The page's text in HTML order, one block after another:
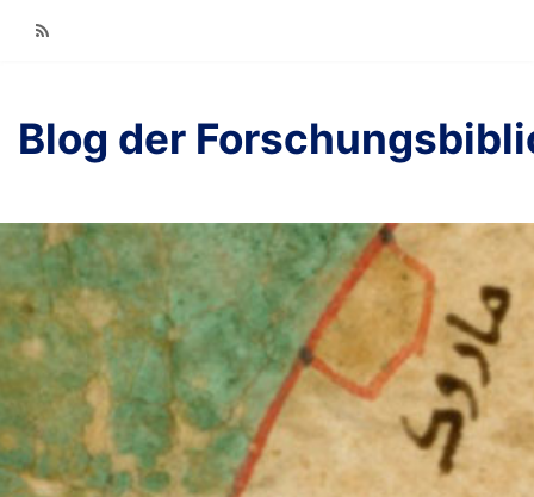
Blog der